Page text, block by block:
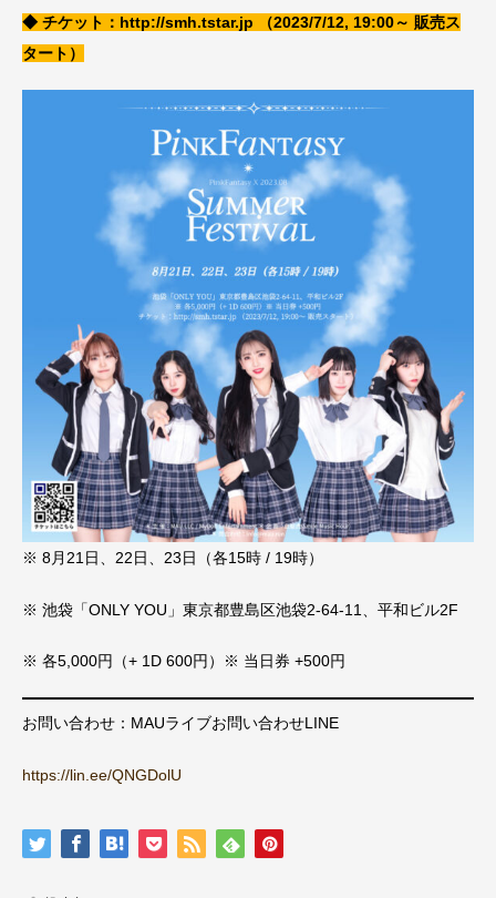
◆ チケット：http://smh.tstar.jp （2023/7/12, 19:00～ 販売ス
タート）
※ 8月21日、22日、23日（各15時 / 19時）
※ 池袋「ONLY YOU」東京都豊島区池袋2-64-11、平和ビル2F
※ 各5,000円（+ 1D 600円）※ 当日券 +500円
お問い合わせ：MAUライブお問い合わせLINE
https://lin.ee/QNGDolU